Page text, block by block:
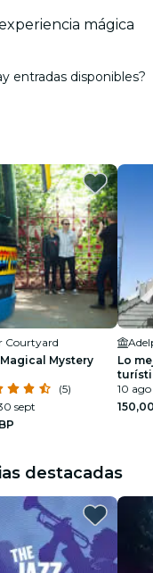
mágica
entradas disponibles?
Courtyard
Mystery
(5)
sept
Lo
10
destacadas